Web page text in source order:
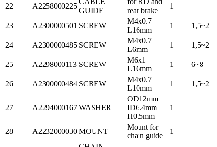
22 A2258000225
GUIDE
rear brake
1
23 A2300000501 SCREW
M4x0.7
L16mm
1 1,5~2
24 A2300000485 SCREW
M4x0.7
L6mm
1 1,5~2
25 A2298000113 SCREW
M6x1
L16mm
1 6~8
26 A2300000484 SCREW
M4x0.7
L10mm
1 1,5~2
27 A2294000167 WASHER
OD12mm
ID6.4mm
H0.5mm
1
28 A2232000030 MOUNT
Mount for
chain guide
1